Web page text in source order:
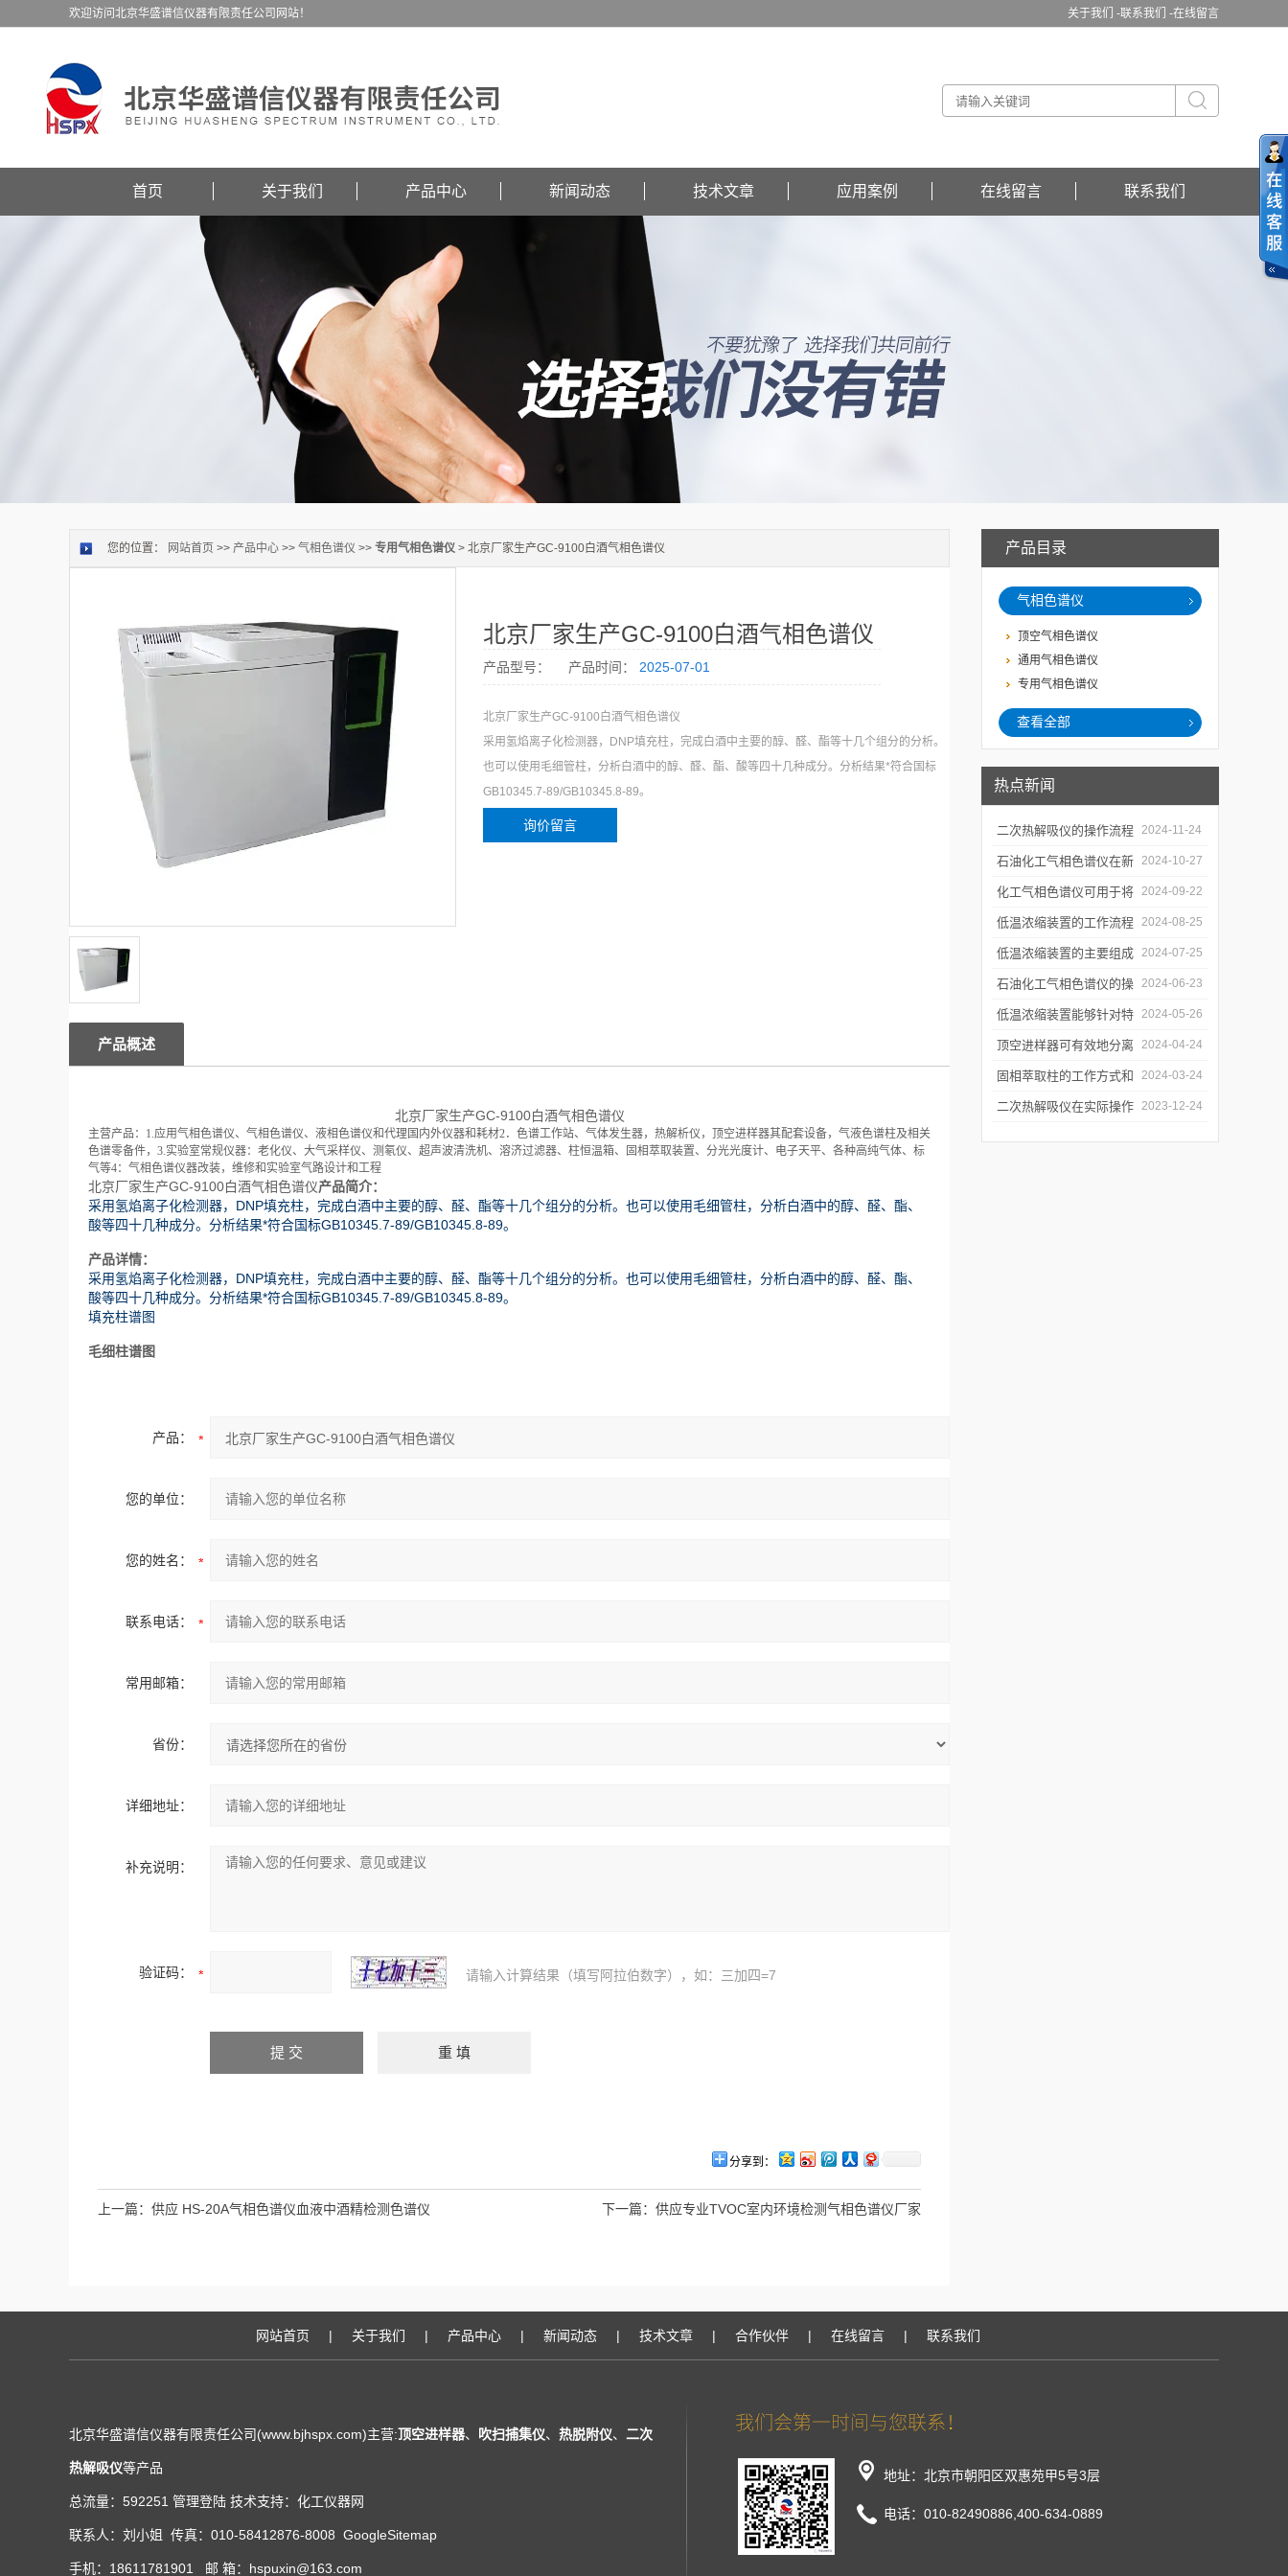
关于我们 -联系我们 -在线留言
欢迎访问北京华盛谱信仪器有限责任公司网站！
首页 关于我们 产品中心 新闻动态 技术文章 应用案例 在线留言 联系我们
产品目录
气相色谱仪
顶空气相色谱仪
通用气相色谱仪
专用气相色谱仪
查看全部
热点新闻
二次热解吸仪的操作流程
和使用注意事项
2024-11-24
石油化工气相色谱仪在新
材料、新产品的研发中的
应用
2024-10-27
化工气相色谱仪可用于将
样品引入色谱柱并推动分
离过程
2024-09-22
低温浓缩装置的工作流程
及使用注意事项
2024-08-25
低温浓缩装置的主要组成
部分及具体工作流程分析
2024-07-25
石油化工气相色谱仪的操
作要点详细分析
2024-06-23
低温浓缩装置能够针对特
定的目标组分进行有效浓
缩
2024-05-26
顶空进样器可有效地分离
和富集样品中的挥发性成
分
2024-04-24
固相萃取柱的工作方式和
应用场景
2024-03-24
二次热解吸仪在实际操作 2023-12-24
您的位置： 网站首页 >> 产品中心 >> 气相色谱仪 >> 专用气相色谱仪 > 北京厂家生产GC-9100白酒气相色谱仪
北京厂家生产GC-9100白酒气相色谱仪
产品型号： 产品时间： 2025-07-01
北京厂家生产GC-9100白酒气相色谱仪
采用氢焰离子化检测器，DNP填充柱，完成白酒中主要的醇、醛、酯等十几个组分的分析。
也可以使用毛细管柱，分析白酒中的醇、醛、酯、酸等四十几种成分。分析结果*符合国标
GB10345.7-89/GB10345.8-89。
询价留言
产品概述
北京厂家生产GC-9100白酒气相色谱仪
主营产品：1.应用气相色谱仪、气相色谱仪、液相色谱仪和代理国内外仪器和耗材2．色谱工作站、气体发生器，热解析仪，顶空进样器其配套设备，气液色谱柱及相关
色谱零备件，3.实验室常规仪器：老化仪、大气采样仪、测氡仪、超声波清洗机、溶济过滤器、柱恒温箱、固相萃取装置、分光光度计、电子天平、各种高纯气体、标
气等4：气相色谱仪器改装，维修和实验室气路设计和工程
北京厂家生产GC-9100白酒气相色谱仪产品简介：
采用氢焰离子化检测器，DNP填充柱，完成白酒中主要的醇、醛、酯等十几个组分的分析。也可以使用毛细管柱，分析白酒中的醇、醛、酯、
酸等四十几种成分。分析结果*符合国标GB10345.7-89/GB10345.8-89。
产品详情：
采用氢焰离子化检测器，DNP填充柱，完成白酒中主要的醇、醛、酯等十几个组分的分析。也可以使用毛细管柱，分析白酒中的醇、醛、酯、
酸等四十几种成分。分析结果*符合国标GB10345.7-89/GB10345.8-89。
填充柱谱图
毛细柱谱图
产品：
您的单位：
您的姓名：
联系电话：
常用邮箱：
省份：
详细地址：
补充说明：
验证码： 请输入计算结果（填写阿拉伯数字），如：三加四=7
分享到：
上一篇： 供应 HS-20A气相色谱仪血液中酒精检测色谱仪 下一篇： 供应专业TVOC室内环境检测气相色谱仪厂家
网站首页 | 关于我们 | 产品中心 | 新闻动态 | 技术文章 | 合作伙伴 | 在线留言 | 联系我们
北京华盛谱信仪器有限责任公司(www.bjhspx.com)主营:顶空进样器、 吹扫捕集仪、 热脱附仪、 二次
热解吸仪等产品
总流量：592251 管理登陆 技术支持： 化工仪器网
联系人：刘小姐 传真：010-58412876-8008 GoogleSitemap
手机：18611781901 邮 箱：hspuxin@163.com
地址：北京市朝阳区双惠苑甲5号3层
电话：010-82490886,400-634-0889